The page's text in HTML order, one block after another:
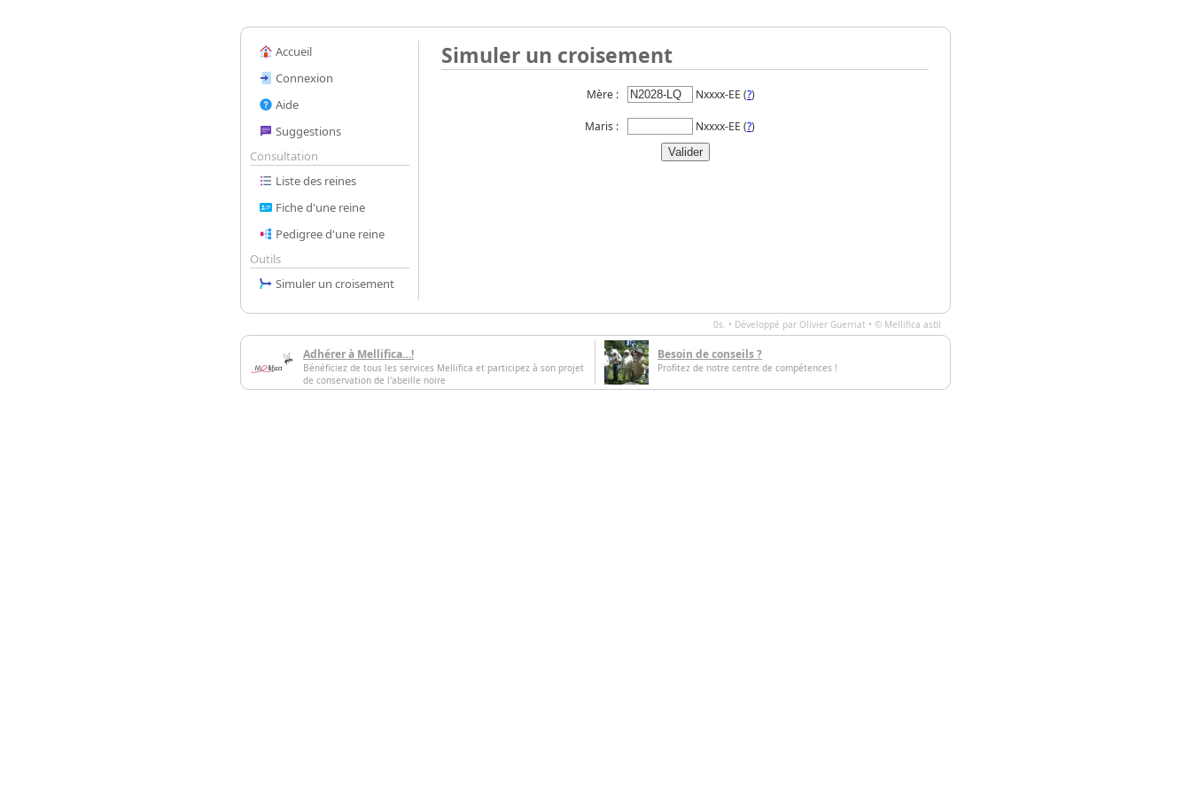
Accueil
Connexion
Aide
Suggestions
Consultation
Liste des reines
Fiche d'une reine
Pedigree d'une reine
Outils
Simuler un croisement
Simuler un croisement
Mère : Nxxxx-EE (?)
Maris : Nxxxx-EE (?)
0s. • Développé par Olivier Guerriat • © Mellifica asbl
Adhérer à Mellifica…!
Bénéficiez de tous les services Mellifica et participez à son projet
de conservation de l'abeille noire
Besoin de conseils ?
Profitez de notre centre de compétences !